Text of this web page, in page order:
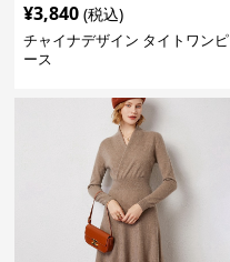
¥3,840 (税込)
チャイナデザイン タイトワンピ
ース